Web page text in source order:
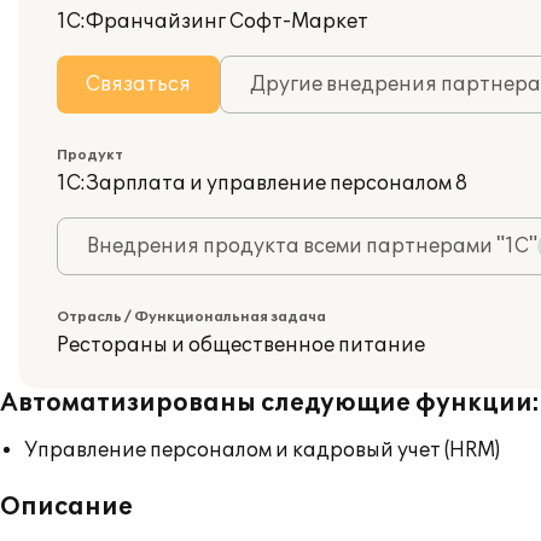
1С:Франчайзинг Софт-Маркет
Связаться Другие внедрения партнера
Продукт
1С:Зарплата и управление персоналом 8
Внедрения продукта всеми партнерами "1С"
Отрасль / Функциональная задача
Рестораны и общественное питание
Автоматизированы следующие функции:
Управление персоналом и кадровый учет (HRM)
Описание